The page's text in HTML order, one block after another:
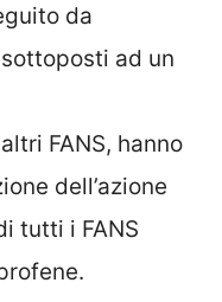
da
ad un
FANS, hanno
dell’azione
tutti i FANS